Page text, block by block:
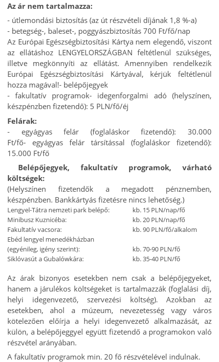
Az ár nem tartalmazza:
- útlemondási biztosítás (az út részvételi díjának 1,8 %-a)
- betegség-, baleset-, poggyászbiztosítás 700 Ft/fő/nap
Az Európai Egészségbiztosítási Kártya nem elegendő, viszont
az ellátáshoz LENGYELORSZÁGBAN feltétlenül szükséges,
illetve megkönnyíti az ellátást. Amennyiben rendelkezik
Európai Egészségbiztosítási Kártyával, kérjük feltétlenül
hozza magával!- belépőjegyek
- fakultatív programok- idegenforgalmi adó (helyszínen,
készpénzben fizetendő): 5 PLN/fő/éj
Felárak:
- egyágyas felár (foglaláskor fizetendő): 30.000
Ft/fő- egyágyas felár társítással (foglaláskor fizetendő):
15.000 Ft/fő
Belépőjegyek, fakultatív programok, várható
költségek:
(Helyszínen fizetendők a megadott pénznemben,
készpénzben. Bankkártyás fizetésre nincs lehetőség.)
Lengyel-Tátra nemzeti park belépő:
kb. 15 PLN/nap/fő
Minibusz Kuznicéba:
kb. 20 PLN/nap/fő
Fakultatív vacsora:
kb. 90 PLN/fő/alkalom
Ebéd lengyel menedékházban
(egyénileg, igény szerint):
kb. 70-90 PLN/fő
Siklóvasút a Gubalówkára:
kb. 35-40 PLN/fő
Az árak bizonyos esetekben nem csak a belépőjegyeket,
hanem a járulékos költségeket is tartalmazzák (foglalási díj,
helyi idegenvezető, szervezési költség). Azokban az
esetekben, ahol a múzeum, nevezetesség vagy város
kötelezően előírja a helyi idegenvezető alkalmazását, az
külön, a belépőjeggyel együtt fizetendő a programokon való
részvétel arányában.
A fakultatív programok min. 20 fő részvételével indulnak.